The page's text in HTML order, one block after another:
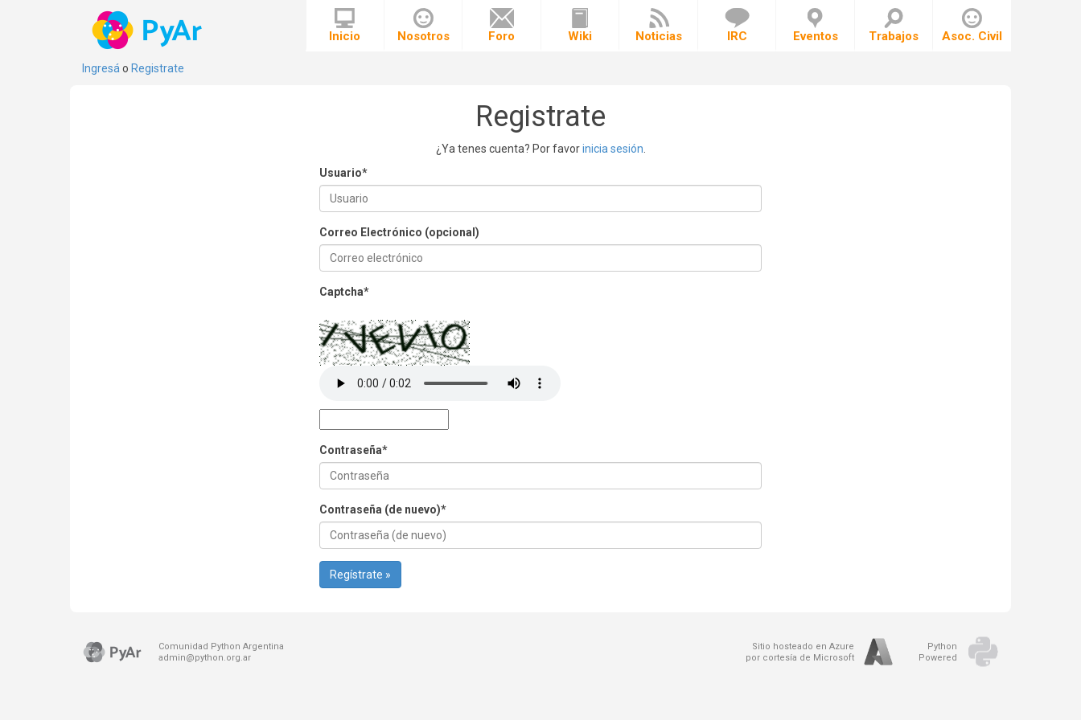
Ingresá o Registrate
Inicio Nosotros Foro Wiki Noticias IRC Eventos Trabajos Asoc. Civil
Registrate
¿Ya tenes cuenta? Por favorinicia sesión
Usuario*
Correo Electrónico (opcional)
Captcha*
Contraseña*
Contraseña (de nuevo)*
Regístrate »
Comunidad Python Argentina
admin@python.org.ar
Sitio hosteado en Azure
por cortesía de Microsoft
Python
Powered